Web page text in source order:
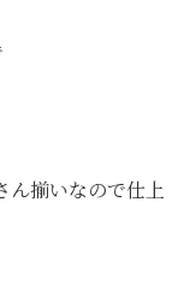
ん揃いなので仕上